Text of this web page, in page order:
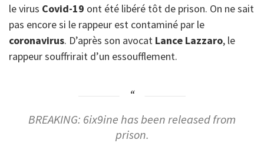
le virus Covid-19 ont été libéré tôt de prison. On ne sait
pas encore si le rappeur est contaminé par le
coronavirus. D’après son avocat Lance Lazzaro, le
rappeur souffrirait d’un essoufflement.
BREAKING: 6ix9ine has been released from
prison.